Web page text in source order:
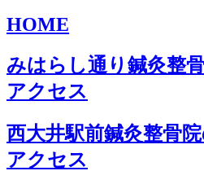
HOME
みはらし通り鍼灸整
アクセス
西大井駅前鍼灸整骨
アクセス